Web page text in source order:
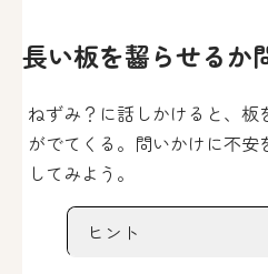
長い板を齧らせるか
ねずみ？に話しかけると、
がでてくる。問いかけに不
してみよう。
ヒント